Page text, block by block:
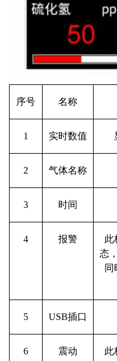
序号 名称
1 实时数值
2 气体名称
3 时间
4 报警
此
态
同
5 USB插口
6 震动 此